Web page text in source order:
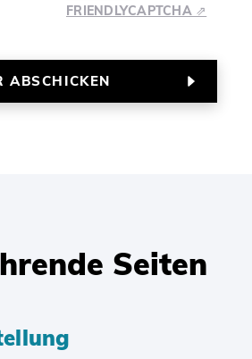
FRIENDLYCAPTCHA ⇗
Seiten